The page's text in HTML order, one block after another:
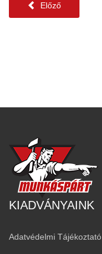
Előző
KIADVÁNYAINK
Adatvédelmi Tájékoztató